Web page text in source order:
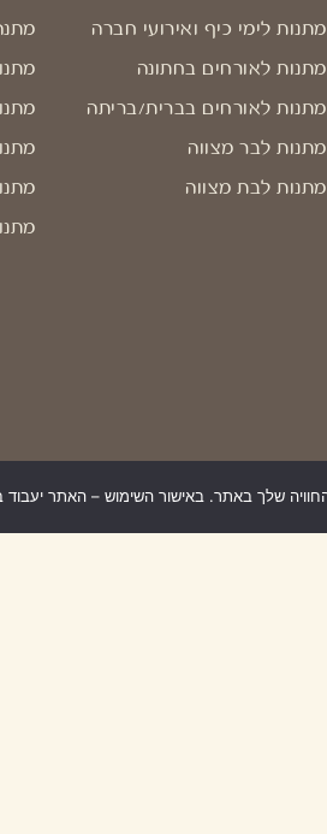
מתנות לימי כיף ואירועי חברה
מתנות לאורחים בחתונה
מתנות לאורחים בברית/בריתה
מתנות לבר מצווה
מתנות לבת מצווה